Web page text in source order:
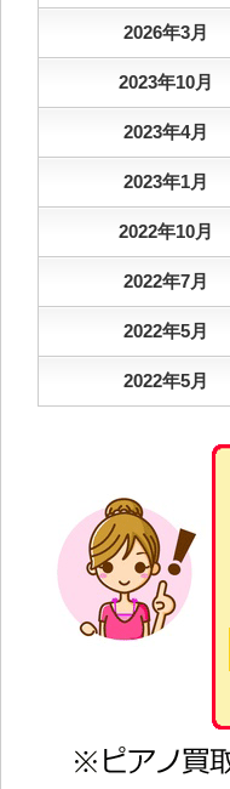
2026年3月
2023年10月
2023年4月
2023年1月
2022年10月
2022年7月
2022年5月
2022年5月